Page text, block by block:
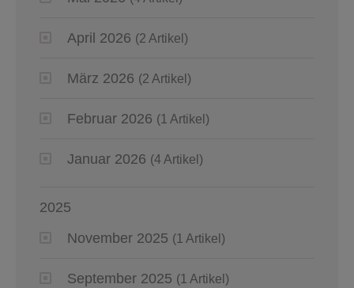
April 2026 (2 Artikel)
März 2026 (2 Artikel)
Februar 2026 (1 Artikel)
Januar 2026 (4 Artikel)
2025
November 2025 (1 Artikel)
September 2025 (1 Artikel)